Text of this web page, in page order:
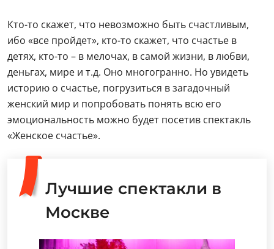
Кто-то скажет, что невозможно быть счастливым,
ибо «все пройдет», кто-то скажет, что счастье в
детях, кто-то – в мелочах, в самой жизни, в любви,
деньгах, мире и т.д. Оно многогранно. Но увидеть
историю о счастье, погрузиться в загадочный
женский мир и попробовать понять всю его
эмоциональность можно будет посетив спектакль
«Женское счастье».
Лучшие спектакли в
Москве